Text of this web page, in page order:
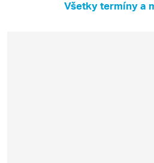
Všetky termíny a